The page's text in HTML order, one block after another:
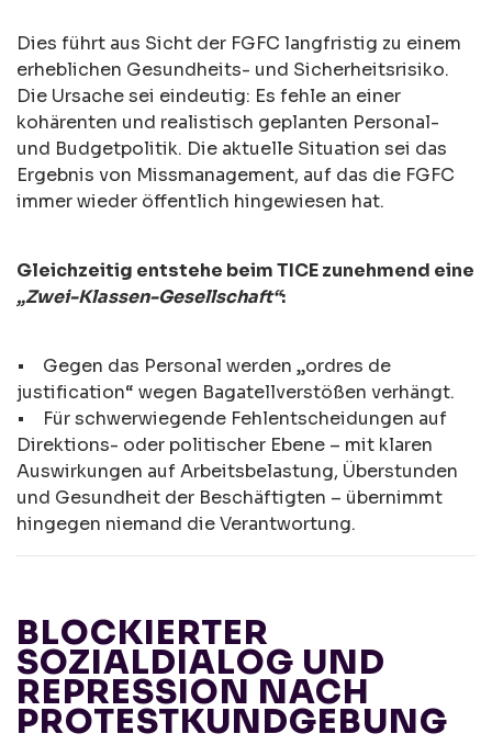
Dies führt aus Sicht der FGFC langfristig zu einem
erheblichen Gesundheits- und Sicherheitsrisiko.
Die Ursache sei eindeutig: Es fehle an einer
kohärenten und realistisch geplanten Personal-
und Budgetpolitik. Die aktuelle Situation sei das
Ergebnis von Missmanagement, auf das die FGFC
immer wieder öffentlich hingewiesen hat.
Gleichzeitig entstehe beim TICE zunehmend eine
„Zwei-Klassen-Gesellschaft“:
• Gegen das Personal werden „ordres de
justification“ wegen Bagatellverstößen verhängt.
• Für schwerwiegende Fehlentscheidungen auf
Direktions- oder politischer Ebene – mit klaren
Auswirkungen auf Arbeitsbelastung, Überstunden
und Gesundheit der Beschäftigten – übernimmt
hingegen niemand die Verantwortung.
BLOCKIERTER
SOZIALDIALOG UND
REPRESSION NACH
PROTESTKUNDGEBUNG